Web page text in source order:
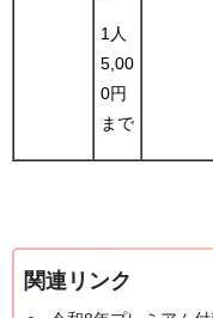
1人
5,00
0円
まで
関連リンク